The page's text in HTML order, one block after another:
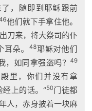
，随即到耶稣跟前
他们就下手拿住他。
刀来，将大祭司的仆
朵。
48耶稣对他们
，如同拿强盗吗？ 49
里，你们并没有拿
上的话。”50门徒都
人，赤身披着一块麻